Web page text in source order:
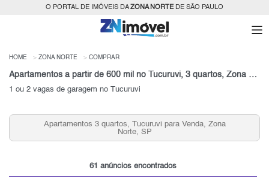
O PORTAL DE IMÓVEIS DAZONA NORTEDE SÃO PAULO
HOME ZONA NORTE COMPRAR
Apartamentos a partir de 600 mil no Tucuruvi, 3 quartos, Zona Norte, SP
1 ou 2 vagas de garagem no Tucuruvi
Apartamentos 3 quartos, Tucuruvi para Venda, Zona
Norte, SP
61 anúncios encontrados